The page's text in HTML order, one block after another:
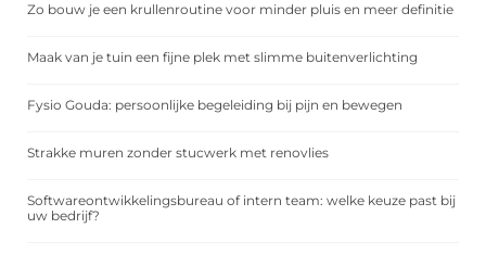
Zo bouw je een krullenroutine voor minder pluis en meer definitie
Maak van je tuin een fijne plek met slimme buitenverlichting
Fysio Gouda: persoonlijke begeleiding bij pijn en bewegen
Strakke muren zonder stucwerk met renovlies
Softwareontwikkelingsbureau of intern team: welke keuze past bij
uw bedrijf?